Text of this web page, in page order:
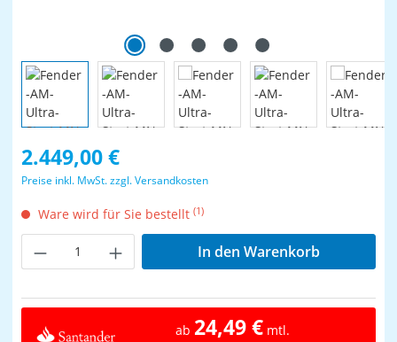
Regulärer Preis:
2.449,00 €
Preise inkl. MwSt. zzgl. Versandkosten
Ware wird für Sie bestellt (1)
Produkt Anzahl: Gib den gewünschten
In den Warenkorb
ab 24,49 € mtl.